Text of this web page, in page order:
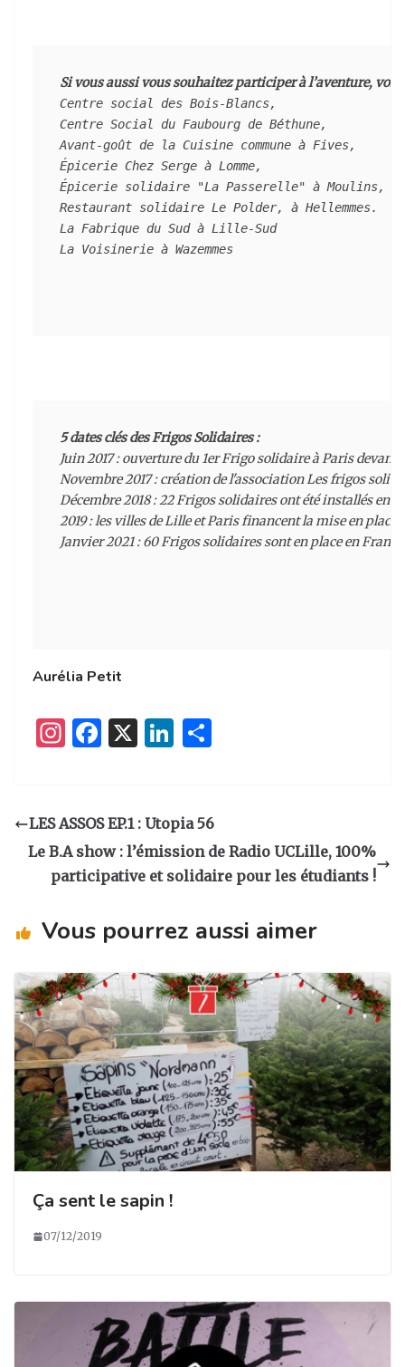
Si vous aussi vous souhaitez participer à l’aventure,
Centre social des Bois-Blancs,
Centre Social du Faubourg de Béthune,
Avant-goût de la Cuisine commune à Fives,
Épicerie Chez Serge à Lomme,
Épicerie solidaire "La Passerelle" à Moulins,
Restaurant solidaire Le Polder, à Hellemmes.
La Fabrique du Sud à Lille-Sud
La Voisinerie à Wazemmes
5 dates clés des Frigos Solidaires :
Juin 2017 : ouverture du 1er Frigo solidaire à Paris
Novembre 2017 : création de l'association Les frigos
Décembre 2018 : 22 Frigos solidaires ont été installés en
2019 : les villes de Lille et Paris financent la mise en
Janvier 2021 : 60 Frigos solidaires sont en place en
Aurélia Petit
I
a
g
ra
F
e
b
o
k
X
Li
e
dI
n
g
er
LES ASSOS EP.1 : Utopia 56
Le B.A show : l’émission de Radio UCLille, 100%
participative et solidaire pour les étudiants !
Vous pourrez aussi aimer
Ça sent le sapin !
07/12/2019